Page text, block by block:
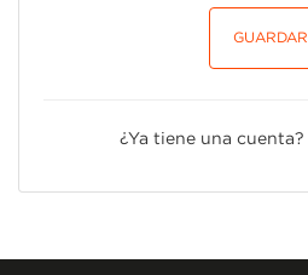
¿Ya tiene una cuenta?
GUARDAR